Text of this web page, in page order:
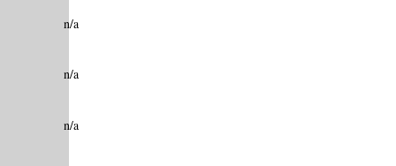
n/a
n/a
n/a